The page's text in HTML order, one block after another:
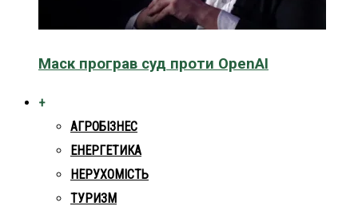
Маск програв суд проти OpenAI
+
АГРОБІЗНЕС
ЕНЕРГЕТИКА
НЕРУХОМІСТЬ
ТУРИЗМ